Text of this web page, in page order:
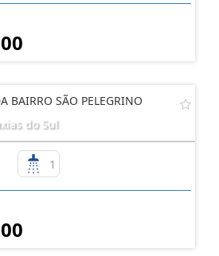
BAIRRO SÃO PELEGRINO
do Sul
1